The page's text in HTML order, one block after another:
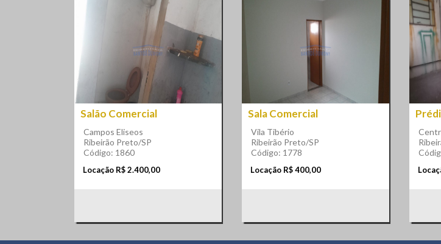
Salão Comercial
Campos Eliseos
Ribeirão Preto/SP
Código: 1860
Locação R$ 2.400,00
Sala Comercial
Vila Tibério
Ribeirão Preto/SP
Código: 1778
Locação R$ 400,00